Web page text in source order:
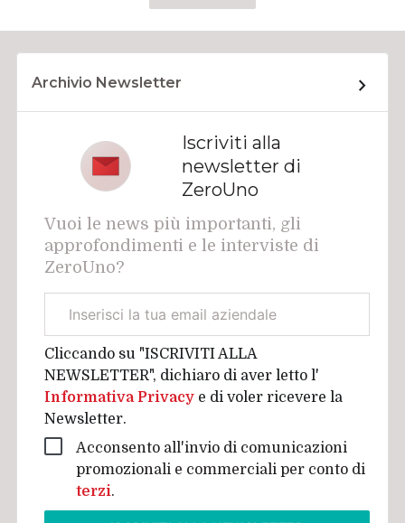
Archivio Newsletter
Iscriviti alla
newsletter di
ZeroUno
Vuoi le news più importanti, gli
approfondimenti e le interviste di
ZeroUno?
aziendale
Cliccando su "ISCRIVITI ALLA
NEWSLETTER", dichiaro di aver letto l'
Informativa Privacy e di voler ricevere la
Newsletter.
Acconsento all'invio di comunicazioni
promozionali e commerciali per conto di
terzi.